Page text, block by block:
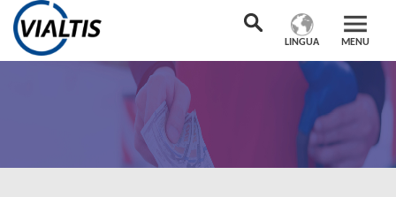
MENU
LINGUA